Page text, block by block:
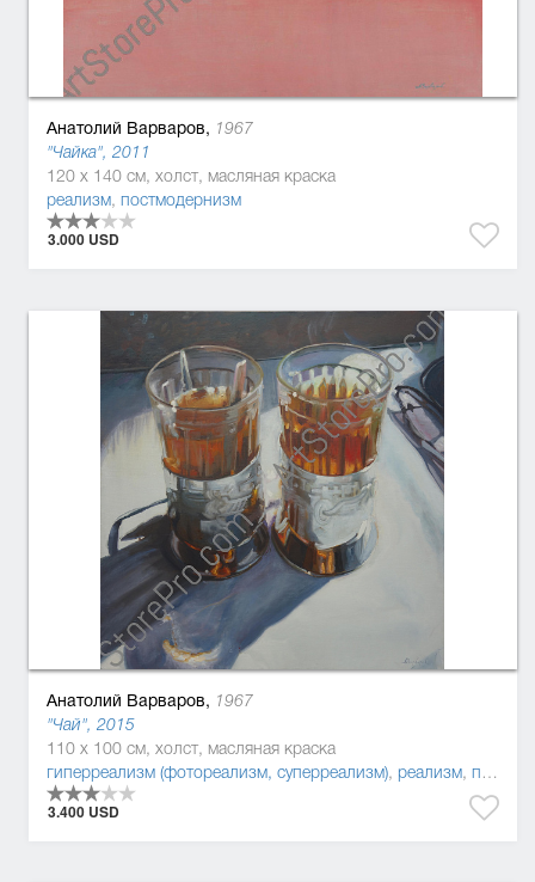
Анатолий Варваров, 1967
"Чайка", 2011
120 x 140 см, холст, масляная краска
реализм, постмодернизм
3.000 USD
Анатолий Варваров, 1967
"Чай", 2015
110 x 100 см, холст, масляная краска
гиперреализм (фотореализм, суперреализм), реализм, постмодернизм
3.400 USD